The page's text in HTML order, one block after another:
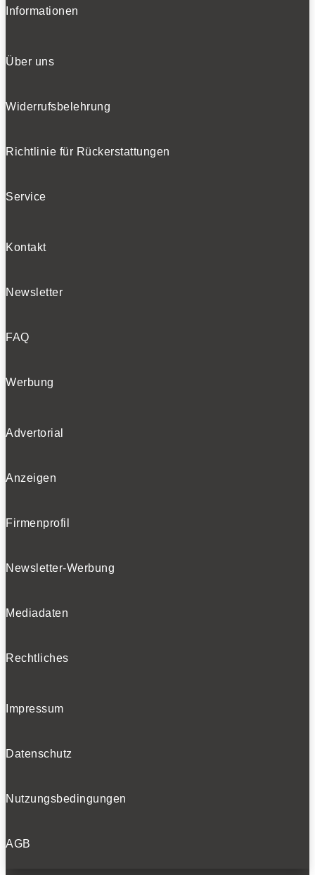
Informationen
Über uns
Widerrufsbelehrung
Richtlinie für Rückerstattungen
Service
Kontakt
Newsletter
FAQ
Werbung
Advertorial
Anzeigen
Firmenprofil
Newsletter-Werbung
Mediadaten
Rechtliches
Impressum
Datenschutz
Nutzungsbedingungen
AGB